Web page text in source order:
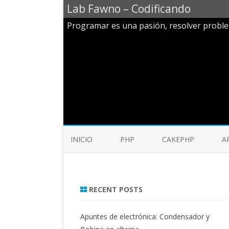
Lab Fawno – Codificando
Programar es una pasión, resolver
INICIO PHP CAKEPHP
RECENT POSTS
Apuntes de electrónica: Condensador y